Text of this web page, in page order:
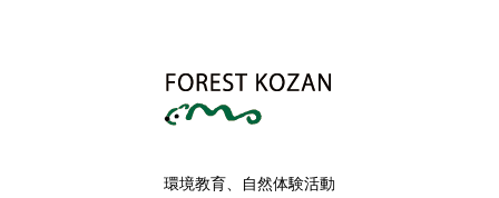
環境教育、自然体験活動